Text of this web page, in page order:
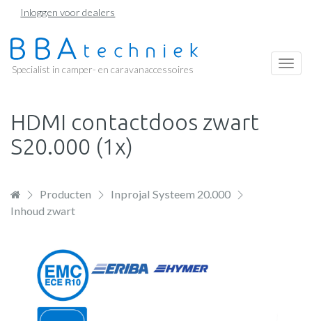
Overslaan
naar
de
Inloggen voor dealers
Specialist in camper- en caravanaccessoires
HDMI contactdoos zwart
S20.000 (1x)
Producten
Inprojal Systeem 20.000
Inhoud zwart